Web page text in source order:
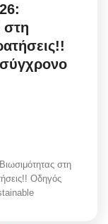
στη
σύγχρονο
στη
Οδηγός